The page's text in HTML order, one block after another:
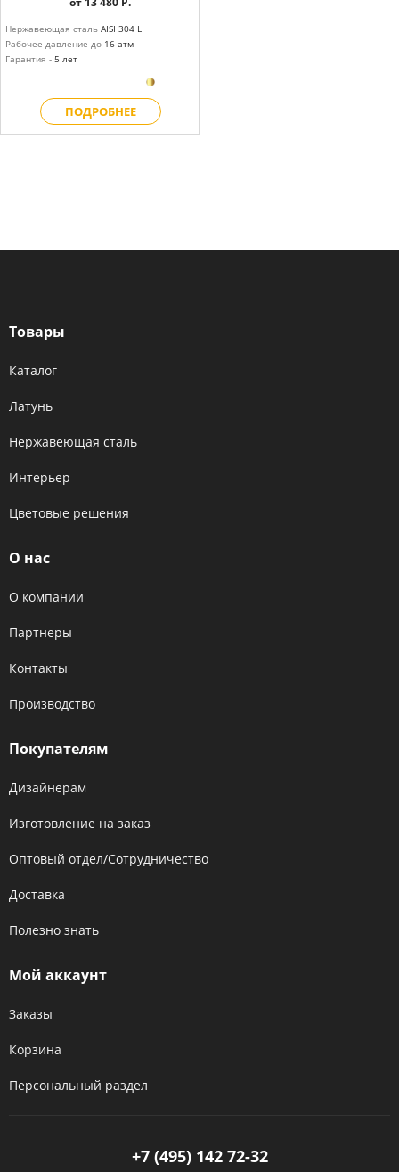
Нержавеющая сталь AISI 304 L
Рабочее давление до 16 атм
Гарантия - 5 лет
ПОДРОБНЕЕ
Товары
Каталог
Латунь
Нержавеющая сталь
Интерьер
Цветовые решения
О нас
О компании
Партнеры
Контакты
Производство
Покупателям
Дизайнерам
Изготовление на заказ
Оптовый отдел/Сотрудничество
Доставка
Полезно знать
Мой аккаунт
Заказы
Корзина
Персональный раздел
+7 (495) 142 72-32